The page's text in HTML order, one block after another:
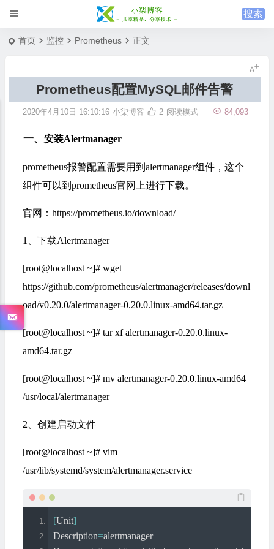
首页 监控 Prometheus 正文
Prometheus配置MySQL邮件告警
2020年4月10日 16:10:16 小柒博客 84,093
2 阅读模式
一、 安装Alertmanager
prometheus报警配置需要用到alertmanager组件，这个
组件可以到prometheus官网上进行下载。
官网：https://prometheus.io/download/
1、下载Alertmanager
[root@localhost ~]# wget
https://github.com/prometheus/alertmanager/releases/downl
oad/v0.20.0/alertmanager-0.20.0.linux-amd64.tar.gz
[root@localhost ~]# tar xf alertmanager-0.20.0.linux-
amd64.tar.gz
[root@localhost ~]# mv alertmanager-0.20.0.linux-amd64
/usr/local/alertmanager
2、创建启动文件
[root@localhost ~]# vim
/usr/lib/systemd/system/alertmanager.service
[Unit]
Description=alertmanager